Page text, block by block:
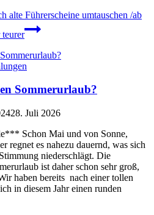
alte Führerscheine umtauschen /ab
Sommerurlaub?
28. Juli 2026
Schon Mai und von Sonne,
regnet es nahezu dauernd, was sich
niederschlägt. Die
ist daher schon sehr groß,
haben bereits nach einer tollen
in diesem Jahr einen runden